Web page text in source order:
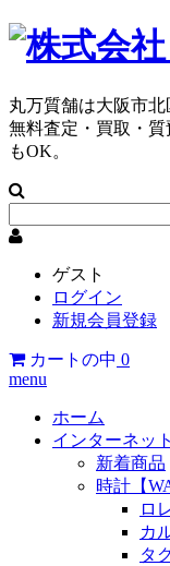
丸万質舗は大阪市北
無料査定・買取・
もOK。
ゲスト
ログイン
新規会員登録
カートの中 0
menu
ホーム
インターネッ
新着商品
時計【
ロ
カ
タ